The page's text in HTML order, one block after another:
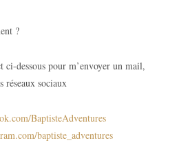
?
dessous pour m’envoyer un mail,
réseaux sociaux
BaptisteAdventures
baptiste_adventures